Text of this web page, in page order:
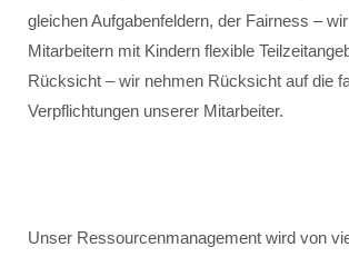
gleichen Aufgabenfeldern, der Fairness –
Mitarbeitern mit Kindern flexible
Rücksicht – wir nehmen Rücksicht auf die
Verpflichtungen unserer Mitarbeiter.
Unser Ressourcenmanagement wird von